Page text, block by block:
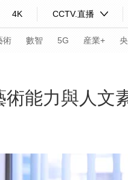
4K CCTV.直播
術 數智 5G 産業+
光華銳評
能力與人文